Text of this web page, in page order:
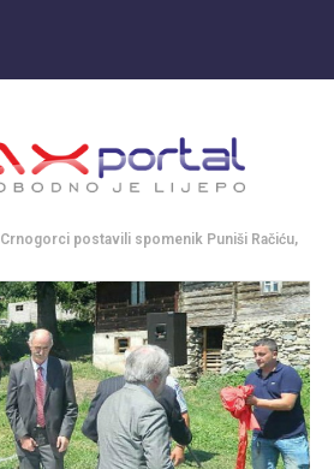
Crnogorci postavili spomenik Puniši Račiću,